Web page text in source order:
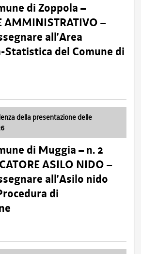
di Zoppola –
AMMINISTRATIVO –
all’Area
Statistica del Comune di
della presentazione delle
di Muggia – n. 2
ASILO NIDO –
all’Asilo nido
di